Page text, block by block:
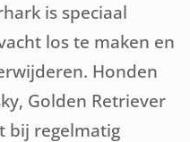
is speciaal
los te maken en
Honden
Golden Retriever
bij regelmatig